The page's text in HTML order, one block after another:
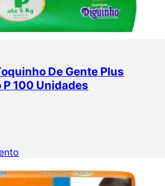
De Gente Plus
100 Unidades